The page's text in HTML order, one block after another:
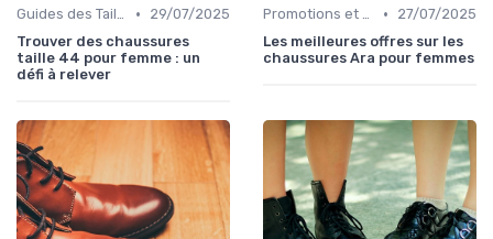
Guides des Tailles •
29/07/2025
Trouver des chaussures
taille 44 pour femme : un
défi à relever
Promotions et Soldes •
27/07/2025
Les meilleures offres sur les
chaussures Ara pour femmes